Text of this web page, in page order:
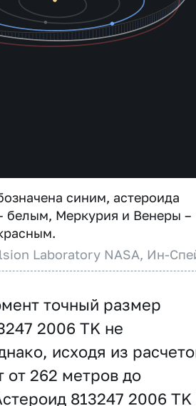
синим, астероида
белым, Меркурия и Венеры –
Laboratory NASA, Ин-
точный размер
2006 TK не
исходя из
от 262 метров до
813247 2006 TK